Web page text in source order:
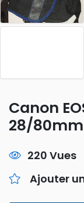
Canon
28/
220 Vues
Ajouter